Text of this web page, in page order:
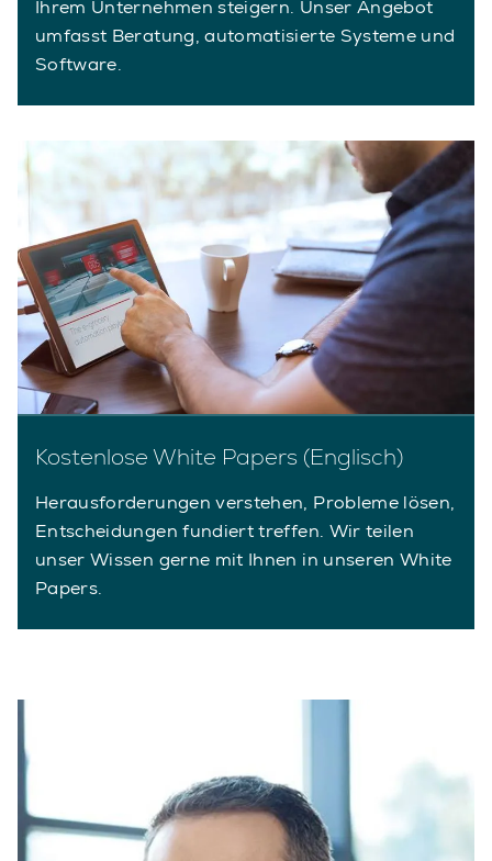
Ihrem Unternehmen steigern. Unser Angebot
umfasst Beratung, automatisierte Systeme und
Software.
Kostenlose White Papers (Englisch)
Herausforderungen verstehen, Probleme lösen,
Entscheidungen fundiert treffen. Wir teilen
unser Wissen gerne mit Ihnen in unseren White
Papers.